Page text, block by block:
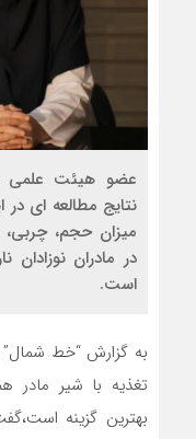
عضو هیئت علمی
نتایج مطالعه ای در
میزان حجم، چربی،
در مادران
است.
به گزارش “خط شمال”
تغذیه با شیر مادر
بهترین گزینه